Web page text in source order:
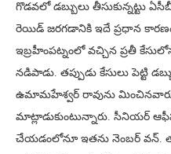
గొడవలో డబ్బులు తీసుకున్నట్టు
రెయిడ్ జరగడానికి ఇదే ప్రధాన
ఇబ్రహీంపట్నంలో వచ్చిన ప్రతీ
నడిపాడు. తప్పుడు కేసులు పెట్టి
ఉమామహేశ్వర్ రావును
మాట్లాడుకుంటున్నారు. సీనియర్
చేయడంలోనూ ఇతను నెంబర్ వన్.